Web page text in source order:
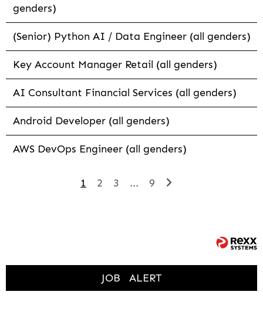
genders)
(Senior) Python AI / Data Engineer (all genders)
Key Account Manager Retail (all genders)
AI Consultant Financial Services (all genders)
Android Developer (all genders)
AWS DevOps Engineer (all genders)
1 2 3 ... 9
JOB ALERT